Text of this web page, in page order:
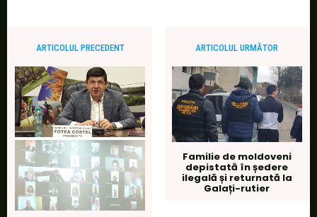
ARTICOLUL PRECEDENT ARTICOLUL URMĂTOR
Familie de moldoveni
depistată în ședere
ilegală și returnată la
Galați-rutier